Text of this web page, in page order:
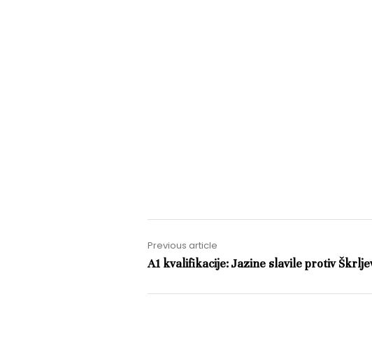
Previous article
A1 kvalifikacije: Jazine slavile protiv